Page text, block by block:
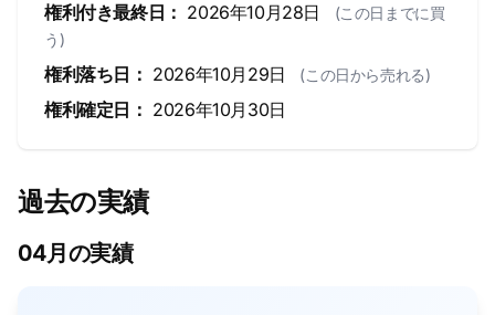
権利付き最終日： 2026年10月28日
(この日までに買
う)
権利落ち日： 2026年10月29日 (この日から売れる)
権利確定日： 2026年10月30日
過去の実績
04月の実績